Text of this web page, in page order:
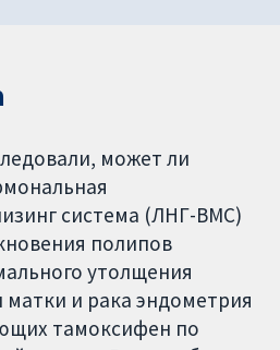
может ли
система (ЛНГ-ВМС)
полипов
утолщения
матки и рака эндометрия
тамоксифен по